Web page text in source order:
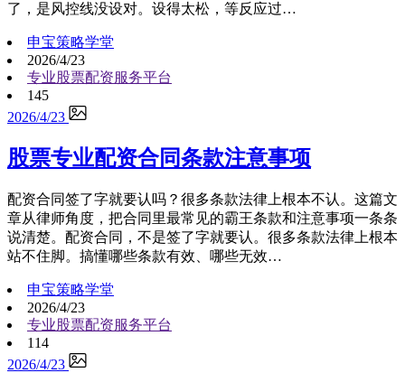
了，是风控线没设对。设得太松，等反应过…
申宝策略学堂
2026/4/23
专业股票配资服务平台
145
2026/4/23
股票专业配资合同条款注意事项
配资合同签了字就要认吗？很多条款法律上根本不认。这篇文
章从律师角度，把合同里最常见的霸王条款和注意事项一条条
说清楚。配资合同，不是签了字就要认。很多条款法律上根本
站不住脚。搞懂哪些条款有效、哪些无效…
申宝策略学堂
2026/4/23
专业股票配资服务平台
114
2026/4/23